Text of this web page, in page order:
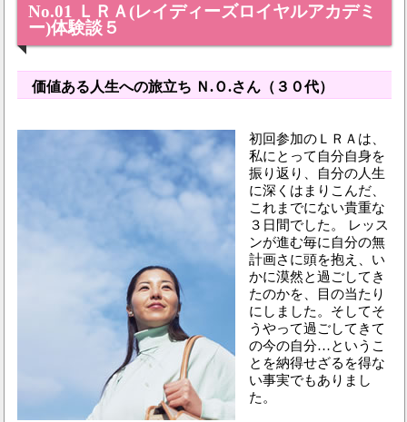
No.01 ＬＲＡ(レイディーズロイヤルアカデミ
ー)体験談５
価値ある人生への旅立ち Ｎ.Ｏ.さん（３０代）
初回参加のＬＲＡは、
私にとって自分自身を
振り返り、自分の人生
に深くはまりこんだ、
これまでにない貴重な
３日間でした。 レッス
ンが進む毎に自分の無
計画さに頭を抱え、い
かに漠然と過ごしてき
たのかを、目の当たり
にしました。そしてそ
うやって過ごしてきて
の今の自分…というこ
とを納得せざるを得な
い事実でもありまし
た。